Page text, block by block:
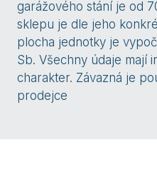
garážového stání je od
sklepu je dle jeho
plocha jednotky je
Sb. Všechny údaje mají
charakter. Závazná je
prodejce